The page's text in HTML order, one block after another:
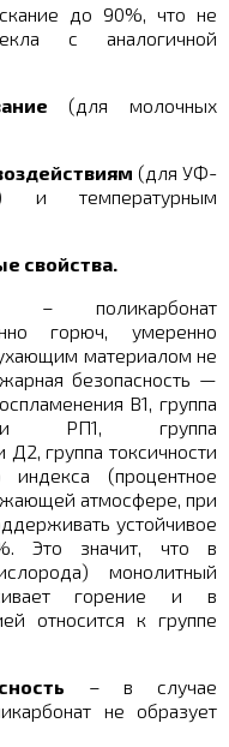
до 90%, что не
с аналогичной
(для молочных
(для УФ-
и температурным
свойства.
– поликарбонат
горюч, умеренно
материалом не
безопасность —
В1, группа
РП1, группа
группа токсичности
индекса (процентное
атмосфере, при
устойчивое
Это значит, что в
монолитный
горение и в
относится к группе
– в случае
не образует